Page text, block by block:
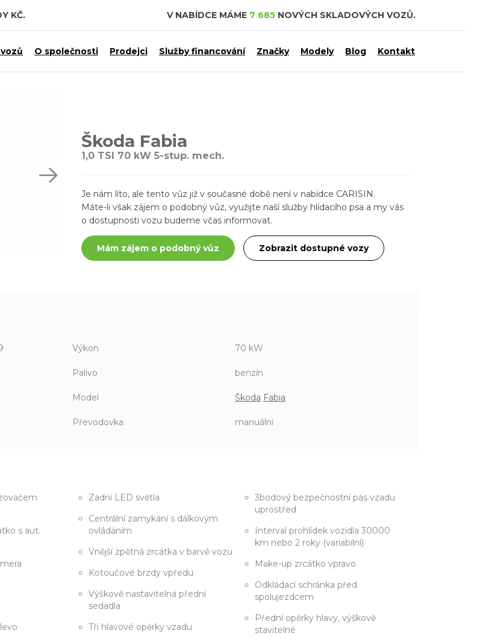
KČ. V NABÍDCE MÁME 7 685 NOVÝCH SKLADOVÝCH VOZŮ.
O společnosti Prodejci Služby financování Značky Modely Blog Kontakt
Škoda Fabia
1,0 TSI 70 kW 5-stup. mech.
Je nám líto, ale tento vůz již v současné době není v nabídce CARISIN.
Máte-li však zájem o podobný vůz, využijte naší služby hlídacího psa a my vás
o dostupnosti vozu budeme včas informovat.
Mám zájem o podobný vůz Zobrazit dostupné vozy
Výkon 70 kW
Palivo benzín
Model Škoda Fabia
Převodovka manuální
s aut.
Zadní LED světla
Centrální zamykání s dálkovým
ovládáním
Vnější zpětná zrcátka v barvě vozu
Kotoučové brzdy vpředu
Výškově nastavitelná přední
sedadla
Tři hlavové opěrky vzadu
3bodový bezpečnostní pás vzadu
uprostřed
Interval prohlídek vozidla 30000
km nebo 2 roky (variabilní)
Make-up zrcátko vpravo
Odkládací schránka před
spolujezdcem
Přední opěrky hlavy, výškově
stavitelné